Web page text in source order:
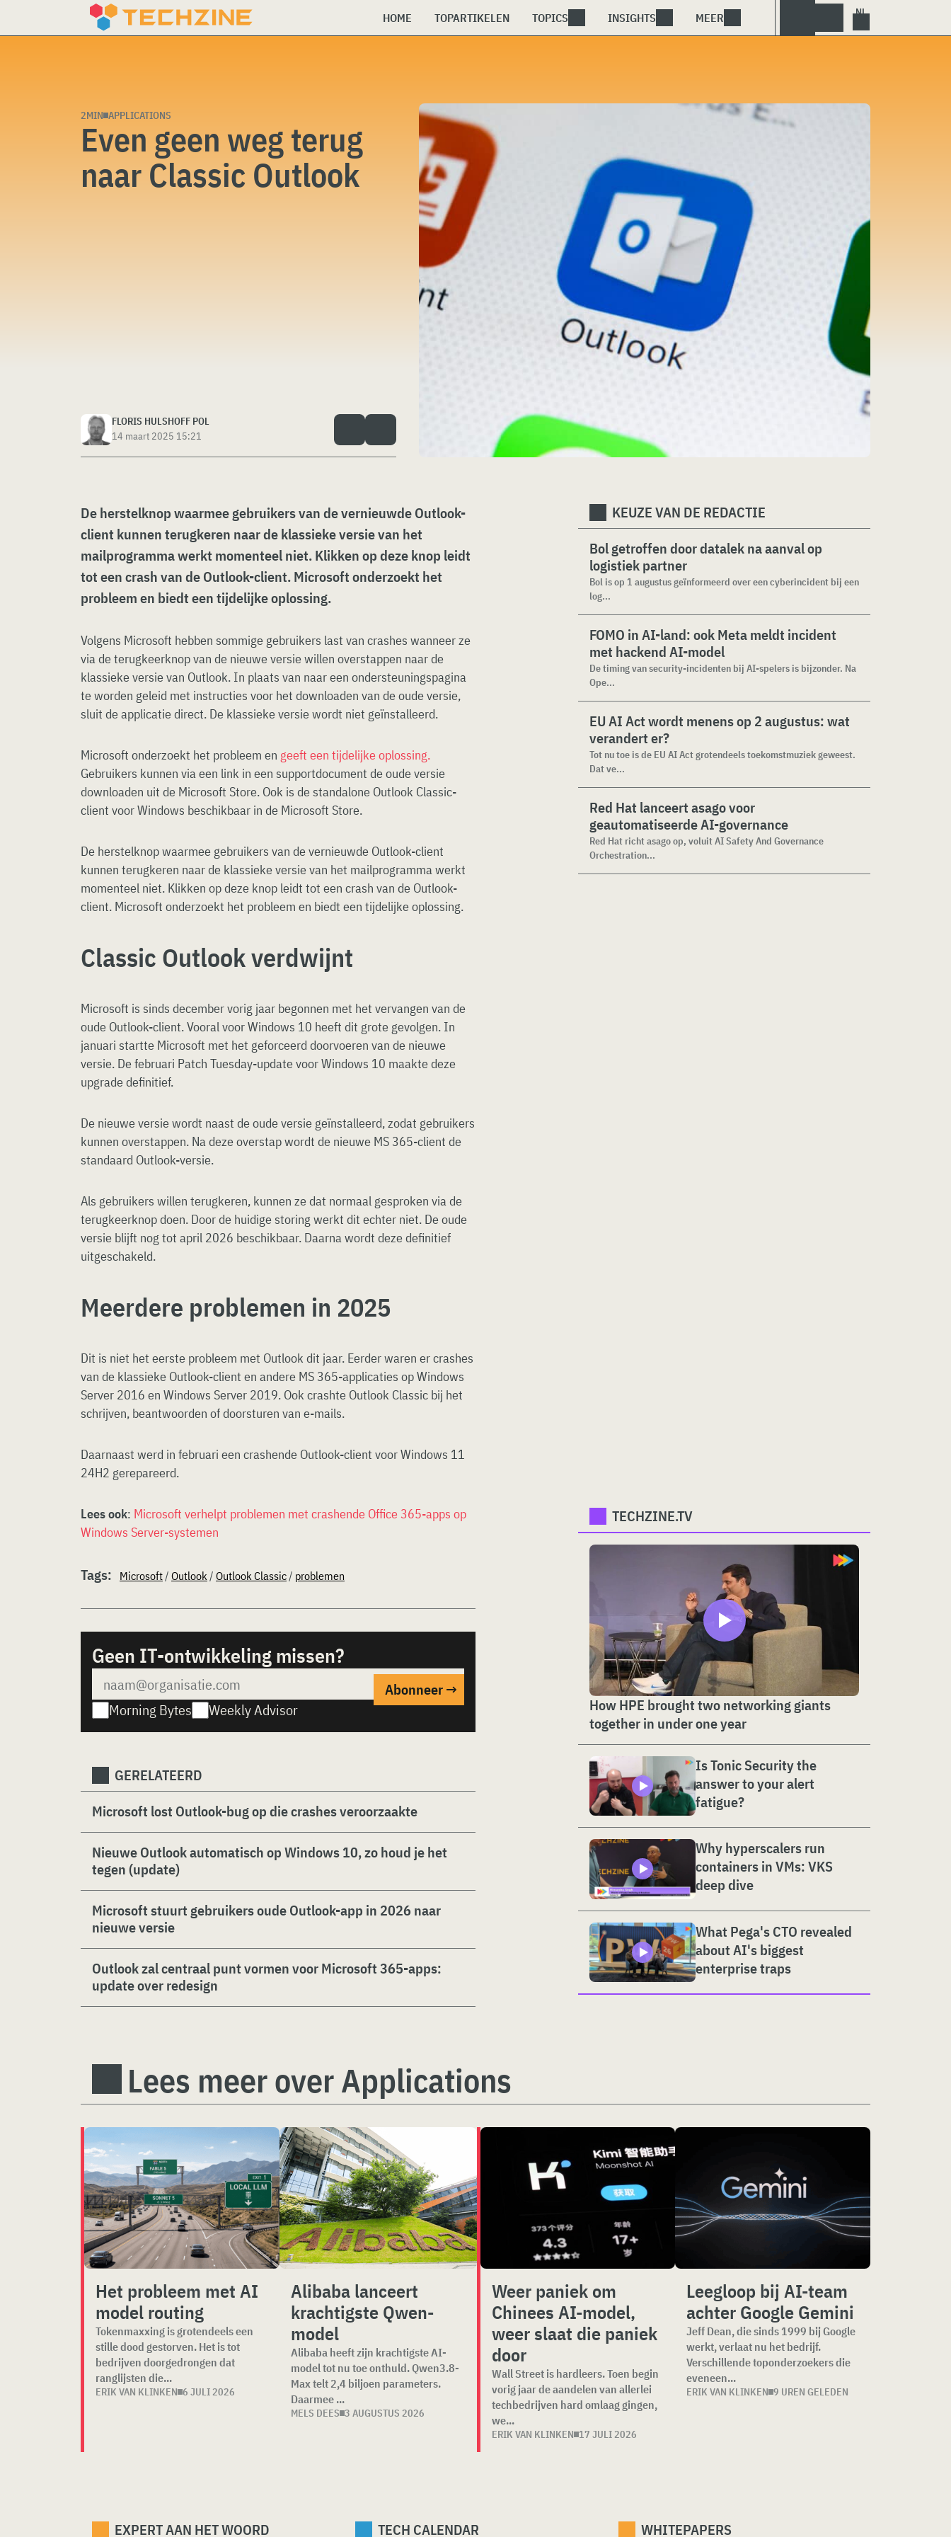
HOME TOPARTIKELEN TOPICS INSIGHTS MEER
2MIN APPLICATIONS
Even geen weg terug
naar Classic Outlook
FLORIS HULSHOFF POL
14 maart 2025 15:21
De herstelknop waarmee gebruikers van de vernieuwde Outlook-
client kunnen terugkeren naar de klassieke versie van het
mailprogramma werkt momenteel niet. Klikken op deze knop leidt
tot een crash van de Outlook-client. Microsoft onderzoekt het
probleem en biedt een tijdelijke oplossing.
Volgens Microsoft hebben sommige gebruikers last van crashes wanneer ze
via de terugkeerknop van de nieuwe versie willen overstappen naar de
klassieke versie van Outlook. In plaats van naar een ondersteuningspagina
te worden geleid met instructies voor het downloaden van de oude versie,
sluit de applicatie direct. De klassieke versie wordt niet geïnstalleerd.
Microsoft onderzoekt het probleem en geeft een tijdelijke oplossing.
Gebruikers kunnen via een link in een supportdocument de oude versie
downloaden uit de Microsoft Store. Ook is de standalone Outlook Classic-
client voor Windows beschikbaar in de Microsoft Store.
De herstelknop waarmee gebruikers van de vernieuwde Outlook-client
kunnen terugkeren naar de klassieke versie van het mailprogramma werkt
momenteel niet. Klikken op deze knop leidt tot een crash van de Outlook-
client. Microsoft onderzoekt het probleem en biedt een tijdelijke oplossing.
Classic Outlook verdwijnt
Microsoft is sinds december vorig jaar begonnen met het vervangen van de
oude Outlook-client. Vooral voor Windows 10 heeft dit grote gevolgen. In
januari startte Microsoft met het geforceerd doorvoeren van de nieuwe
versie. De februari Patch Tuesday-update voor Windows 10 maakte deze
upgrade definitief.
De nieuwe versie wordt naast de oude versie geïnstalleerd, zodat gebruikers
kunnen overstappen. Na deze overstap wordt de nieuwe MS 365-client de
standaard Outlook-versie.
Als gebruikers willen terugkeren, kunnen ze dat normaal gesproken via de
terugkeerknop doen. Door de huidige storing werkt dit echter niet. De oude
versie blijft nog tot april 2026 beschikbaar. Daarna wordt deze definitief
uitgeschakeld.
Meerdere problemen in 2025
Dit is niet het eerste probleem met Outlook dit jaar. Eerder waren er crashes
van de klassieke Outlook-client en andere MS 365-applicaties op Windows
Server 2016 en Windows Server 2019. Ook crashte Outlook Classic bij het
schrijven, beantwoorden of doorsturen van e-mails.
Daarnaast werd in februari een crashende Outlook-client voor Windows 11
24H2 gerepareerd.
Lees ook: Microsoft verhelpt problemen met crashende Office 365-apps op
Windows Server-systemen
Tags: Microsoft/ Outlook/ Outlook Classic/ problemen
Geen IT-ontwikkeling missen?
Morning Bytes Weekly Advisor
GERELATEERD
Microsoft lost Outlook-bug op die crashes veroorzaakte
Nieuwe Outlook automatisch op Windows 10, zo houd je het
tegen (update)
Microsoft stuurt gebruikers oude Outlook-app in 2026 naar
nieuwe versie
Outlook zal centraal punt vormen voor Microsoft 365-apps:
update over redesign
KEUZE VAN DE REDACTIE
Bol getroffen door datalek na aanval op
logistiek partner
Bol is op 1 augustus geïnformeerd over een cyberincident bij een
log...
FOMO in AI-land: ook Meta meldt incident
met hackend AI-model
De timing van security-incidenten bij AI-spelers is bijzonder. Na
Ope...
EU AI Act wordt menens op 2 augustus: wat
verandert er?
Tot nu toe is de EU AI Act grotendeels toekomstmuziek geweest.
Dat ve...
Red Hat lanceert asago voor
geautomatiseerde AI-governance
Red Hat richt asago op, voluit AI Safety And Governance
Orchestration...
TECHZINE.TV
How HPE brought two networking giants
together in under one year
Is Tonic Security the
answer to your alert
fatigue?
Why hyperscalers run
containers in VMs: VKS
deep dive
What Pega's CTO revealed
about AI's biggest
enterprise traps
Lees meer over Applications
Het probleem met AI
model routing
Tokenmaxxing is grotendeels een
stille dood gestorven. Het is tot
bedrijven doorgedrongen dat
ranglijsten die...
ERIK VAN KLINKEN 6 JULI 2026
Alibaba lanceert
krachtigste Qwen-
model
Alibaba heeft zijn krachtigste AI-
model tot nu toe onthuld. Qwen3.8-
Max telt 2,4 biljoen parameters.
Daarmee ...
MELS DEES 3 AUGUSTUS 2026
Weer paniek om
Chinees AI-model,
weer slaat die paniek
door
Wall Street is hardleers. Toen begin
vorig jaar de aandelen van allerlei
techbedrijven hard omlaag gingen,
we...
ERIK VAN KLINKEN 17 JULI 2026
Leegloop bij AI-team
achter Google Gemini
Jeff Dean, die sinds 1999 bij Google
werkt, verlaat nu het bedrijf.
Verschillende toponderzoekers die
eveneen...
ERIK VAN KLINKEN 9 UREN GELEDEN
EXPERT AAN HET WOORD TECH CALENDAR WHITEPAPERS